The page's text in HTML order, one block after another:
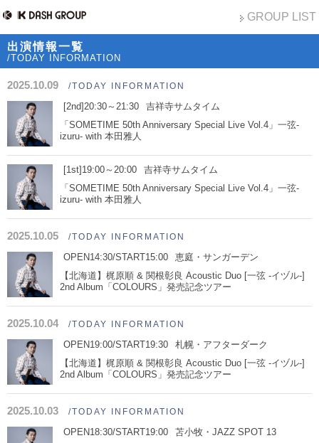
GROUP LIST
出演情報一覧
/TODAY INFORMATION
2025.10.09 /TODAY INFORMATION
[2nd]20:30～21:30
吉祥寺サムタイム
「SOMETIME 50th Anniversary Special Live Vol.4」一弦-
izuru- with 本田雅人
[1st]19:00～20:00
吉祥寺サムタイム
「SOMETIME 50th Anniversary Special Live Vol.4」一弦-
izuru- with 本田雅人
2025.10.05 /TODAY INFORMATION
OPEN14:30/START15:00
恵庭・サンガーデン
【北海道】梶原順 & 関根彰良 Acoustic Duo [一弦 -イヅル-]
2nd Album「COLOURS」発売記念ツアー
2025.10.04 /TODAY INFORMATION
OPEN19:00/START19:30
札幌・アフターダーク
【北海道】梶原順 & 関根彰良 Acoustic Duo [一弦 -イヅル-]
2nd Album「COLOURS」発売記念ツアー
2025.10.03 /TODAY INFORMATION
OPEN18:30/START19:00
苫小牧・JAZZ SPOT 13